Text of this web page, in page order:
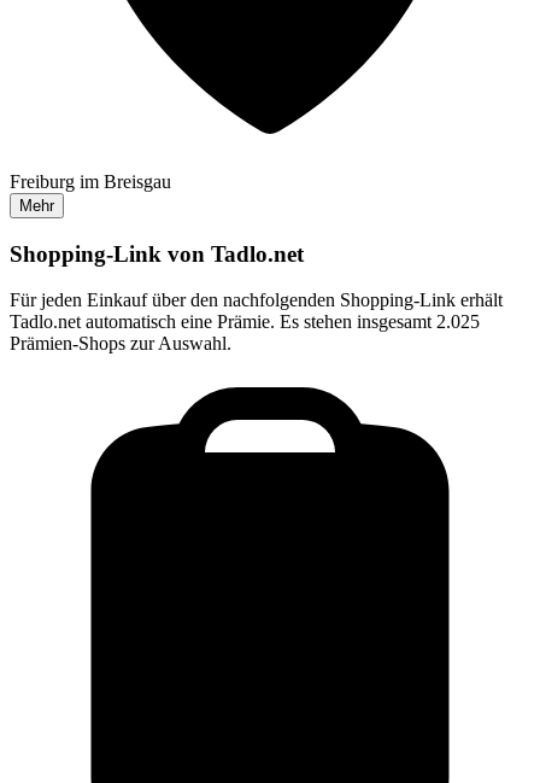
Freiburg im Breisgau
Mehr
Shopping-Link von Tadlo.net
Für jeden Einkauf über den nachfolgenden Shopping-Link erhält
Tadlo.net automatisch eine Prämie. Es stehen insgesamt 2.025
Prämien-Shops zur Auswahl.